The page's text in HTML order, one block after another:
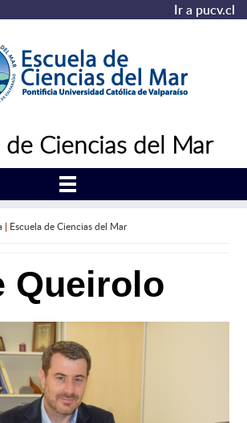
Ir a pucv.cl
de Ciencias del Mar
| Escuela de Ciencias del Mar
Queirolo